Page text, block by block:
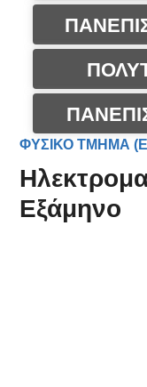
ΦΥΣΙΚΟ ΤΜΗΜΑ
Εξάμηνο